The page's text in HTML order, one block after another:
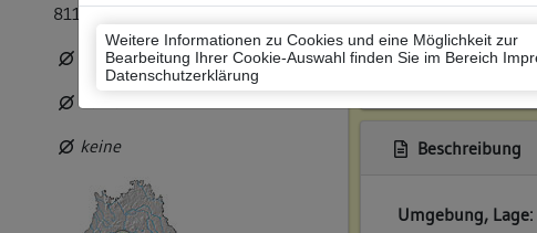
Weitere Informationen zu Cookies und eine Möglichkeit zur
Bearbeitung Ihrer Cookie-Auswahl finden Sie im Bereich
Datenschutzerklärung
8111000044
keine
keiner
keine
Beschreibung
Umgebung, Lage: